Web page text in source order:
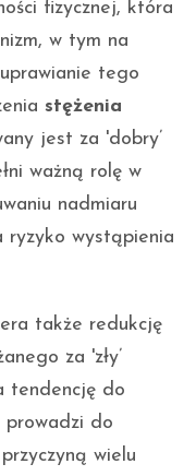
fizycznej, która
w tym na
tego
stężenia
jest za 'dobry’
ważną rolę w
nadmiaru
ryzyko wystąpienia
także redukcję
za 'zły’
tendencję do
prowadzi do
wielu